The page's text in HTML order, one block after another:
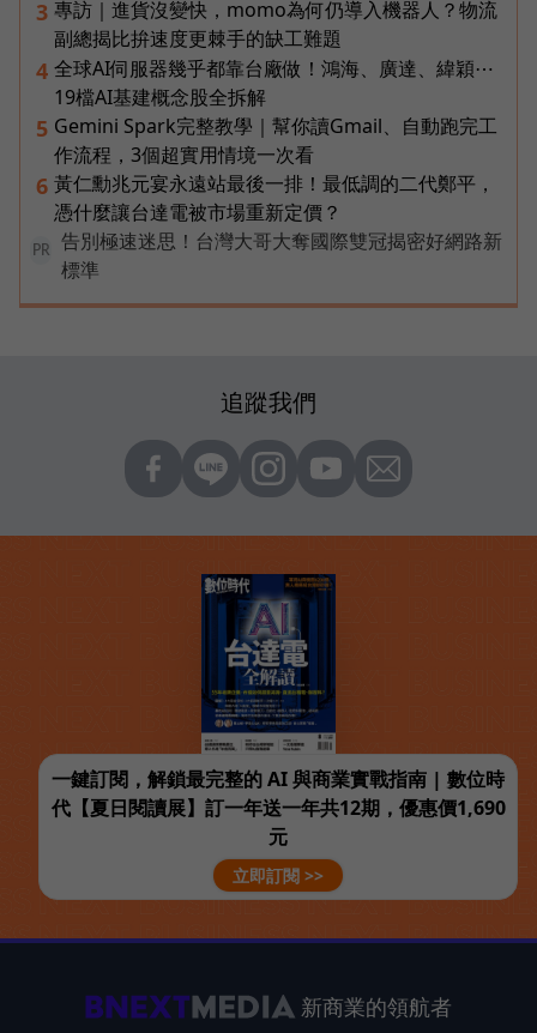
3 專訪｜進貨沒變快，momo為何仍導入機器人？物流
副總揭比拚速度更棘手的缺工難題
4 全球AI伺服器幾乎都靠台廠做！鴻海、廣達、緯穎⋯
19檔AI基建概念股全拆解
5 Gemini Spark完整教學｜幫你讀Gmail、自動跑完工
作流程，3個超實用情境一次看
6 黃仁勳兆元宴永遠站最後一排！最低調的二代鄭平，
憑什麼讓台達電被市場重新定價？
PR
告別極速迷思！台灣大哥大奪國際雙冠揭密好網路新
標準
追蹤我們
一鍵訂閱，解鎖最完整的 AI 與商業實戰指南 | 數位時
代【夏日閱讀展】訂一年送一年共12期，優惠價1,690
元
立即訂閱 >>
新商業的領航者